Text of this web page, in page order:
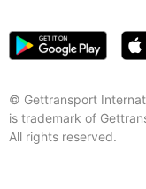
© Gettransport
is trademark of
All rights reserved.